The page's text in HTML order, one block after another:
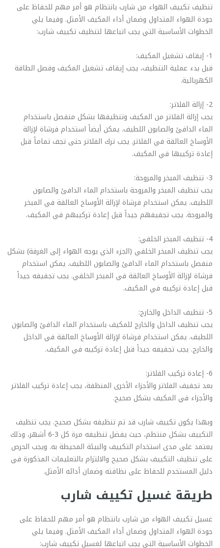
تنظيف تكييف الهواء من شارب بانتظام هو أمر مهم للحفاظ على
جودة الهواء المتداول وضمان أداء المكيف الأمثل. وفيما يلي
الخطوات الأساسية التي يجب اتباعها لتنظيف تكييف شارب:
1- إيقاف تشغيل المكيف:
قبل بدء عملية التنظيف، يجب إيقاف تشغيل المكيف وفصل الطاقة
الكهربائية.
2- إزالة الفلاتر:
يجب إزالة الفلاتر من المكيف وتنظيفها بشكل منفصل باستخدام
الماء الدافئ والصابون اللطيف. يمكن أيضاً استخدام فرشاة لإزالة
الأوساخ العالقة في الفلاتر. يجب ترك الفلاتر حتى تجف تماماً قبل
إعادة تركيبها في المكيف.
3- تنظيف المبخر والمروحة:
يجب تنظيف المبخر والمروحة باستخدام الماء الدافئ والصابون
اللطيف. يمكن استخدام فرشاة لإزالة الأوساخ العالقة في المبخر
والمروحة. يجب تجفيفهم جيداً قبل إعادة تركيبهم في المكيف.
4- تنظيف المبخر الخلفي:
يجب تنظيف المبخر الخلفي (الجزء الذي يوجه الهواء إلى الغرفة) بشكل
منفصل باستخدام الماء الدافئ والصابون اللطيف. يمكن استخدام
فرشاة لإزالة الأوساخ العالقة في المبخر الخلفي. يجب تجفيفه جيداً
قبل إعادة تركيبه في المكيف.
5- تنظيف الداخل والخارج:
يجب تنظيف الداخل والخارج للمكيف باستخدام الماء الدافئ والصابون
اللطيف. يمكن استخدام فرشاة لإزالة الأوساخ العالقة في الداخل
والخارج. يجب تجفيفه جيداً قبل إعادة تركيبه في المكيف.
6- إعادة تركيب الفلاتر:
بعد تجفيف الفلاتر والأجزاء الأخرى المنظفة، يجب إعادة تركيب الفلاتر
والأجزاء في المكيف بشكل صحيح.
وبهذا يكون تكييف شارب قد تم تنظيفه بشكل صحيح. يجب تنظيف
التكييف بشكل منتظم، حيث يفضل تنظيفه مرة كل 3-6 أشهر، وذلك
يعتمد على مدى استخدام التكييف والبيئة المحيطة به. ويجب الحرص
على تنظيف التكييف بشكل صحيح والالتزام بالتعليمات المذكورة في
دليل المستخدم للحفاظ على نظافته وضمان أدائه الأمثل.
طريقة غسيل تكييف شارب
غسيل تكييف الهواء من شارب بانتظام هو أمر مهم للحفاظ على
جودة الهواء المتداول وضمان أداء المكيف الأمثل. وفيما يلي
الخطوات الأساسية التي يجب اتباعها لغسيل تكييف شارب: